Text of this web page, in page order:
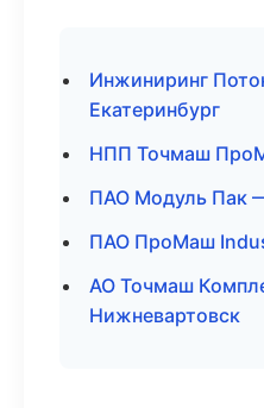
Инжиниринг
Екатеринбург
НПП Точмаш
ПАО Модуль Пак
ПАО ПроМаш
АО Точмаш
Нижневартовск